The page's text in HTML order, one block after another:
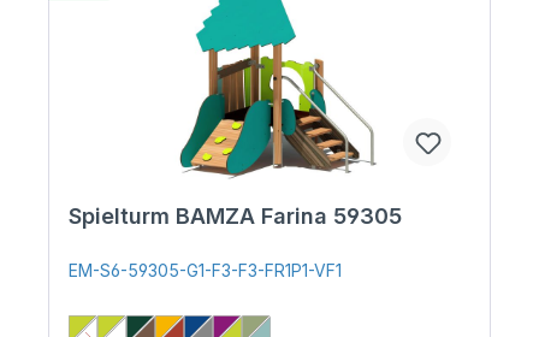
Spielturm BAMZA Farina 59305
EM-S6-59305-G1-F3-F3-FR1P1-VF1